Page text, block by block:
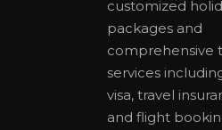
customized
packages and
comprehensive
services
visa, travel
and flight